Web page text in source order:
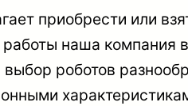
приобрести или
наша компания
роботов